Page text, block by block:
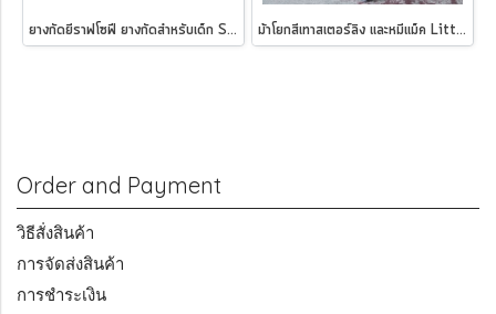
ยางกัดยีราฟโซฟี ยางกัดสำหรับเด็ก Sophie la girafe - Sophie la girafe® ม้าโยกสีเทาสเตอร์ลิง และหมีแม็ค Little Bird Told Me Stirling & Mac Rocking Horse
Order and Payment
วิธีสั่งสินค้า
การจัดส่งสินค้า
การชำระเงิน